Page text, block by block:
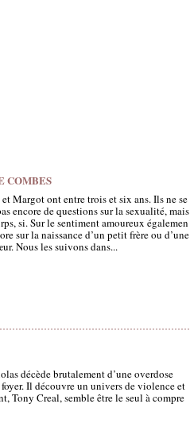
COMBES
et Margot ont entre trois et six ans. Ils ne se
encore de questions sur la sexualité, mais
si. Sur le sentiment amoureux égalemen
sur la naissance d’un petit frère ou d’une
Nous les suivons dans...
décède brutalement d’une overdose
Il découvre un univers de violence et
Tony Creal, semble être le seul à compre